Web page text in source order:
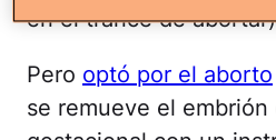
en el trance de
Pero optó por el aborto
se remueve el embrión